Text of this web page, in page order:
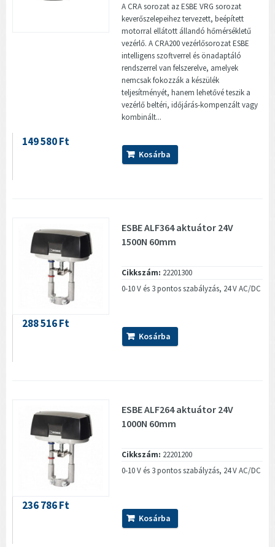
A CRA sorozat az ESBE VRG sorozat
keverőszelepeihez tervezett, beépített
motorral ellátott állandó hőmérsékletű
vezérlő. A CRA200 vezérlősorozat ESBE
intelligens szoftverrel és önadaptáló
rendszerrel van felszerelve, amelyek
nemcsak fokozzák a készülék
teljesítményét, hanem lehetővé teszik a
vezérlő beltéri, időjárás-kompenzált vagy
kombinált...
149 580 Ft
Kosárba
ESBE ALF364 aktuátor 24V
1500N 60mm
Cikkszám: 22201300
0-10 V és 3 pontos szabályzás, 24 V AC/DC
288 516 Ft
Kosárba
ESBE ALF264 aktuátor 24V
1000N 60mm
Cikkszám: 22201200
0-10 V és 3 pontos szabályzás, 24 V AC/DC
236 786 Ft
Kosárba